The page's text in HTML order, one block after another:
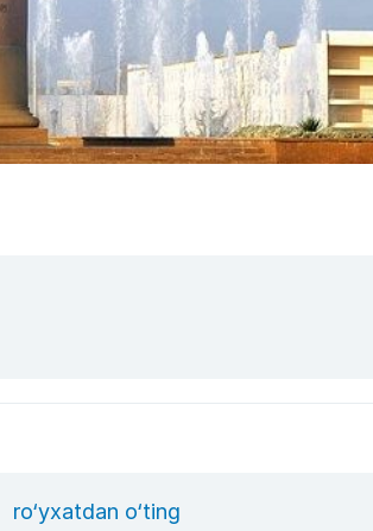
ro‘yxatdan o‘ting